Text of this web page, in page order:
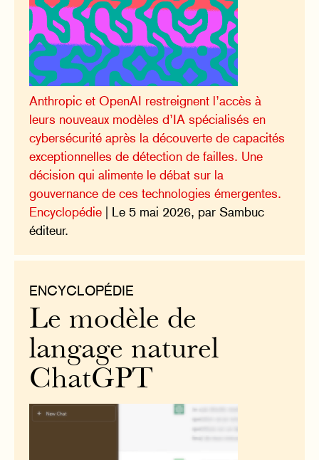
Anthropic et OpenAI restreignent l’accès à
leurs nouveaux modèles d’IA spécialisés en
cybersécurité après la découverte de capacités
exceptionnelles de détection de failles. Une
décision qui alimente le débat sur la
gouvernance de ces technologies émergentes.
Encyclopédie | Le 5 mai 2026, par Sambuc
éditeur.
ENCYCLOPÉDIE
Le modèle de
langage naturel
ChatGPT